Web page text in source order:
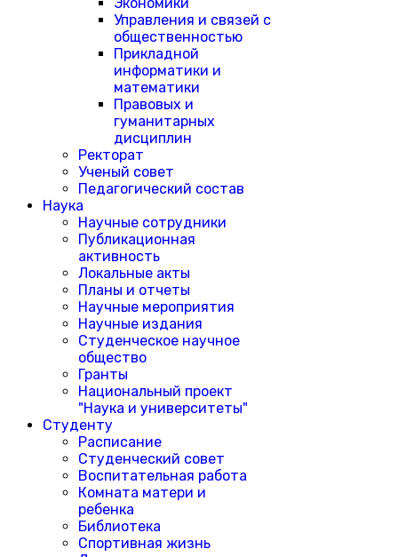
Управления и связей с
общественностью
Прикладной
информатики и
математики
Правовых и
гуманитарных
дисциплин
Ректорат
Ученый совет
Педагогический состав
Наука
Научные сотрудники
Публикационная
активность
Локальные акты
Планы и отчеты
Научные мероприятия
Научные издания
Студенческое научное
общество
Гранты
Национальный проект
"Наука и университеты"
Студенту
Расписание
Студенческий совет
Воспитательная работа
Комната матери и
ребенка
Библиотека
Спортивная жизнь